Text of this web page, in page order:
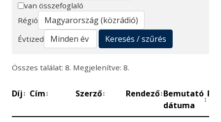
Keresés
van összefoglaló
Régió
Évtized
Keresés / szűrés
Összes találat: 8. Megjelenítve: 8.
Díj↕ Cím↕ Szerző↕ Rendező↕Bemutató
dátuma
↕